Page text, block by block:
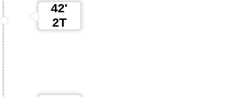
42'
2T